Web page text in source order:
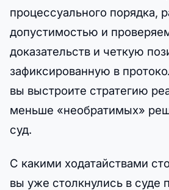
процессуального порядка,
допустимостью и
доказательств и четкую
зафиксированную в
вы выстроите стратегию
меньше «необратимых»
суд.
С какими ходатайствами
вы уже столкнулись в суде